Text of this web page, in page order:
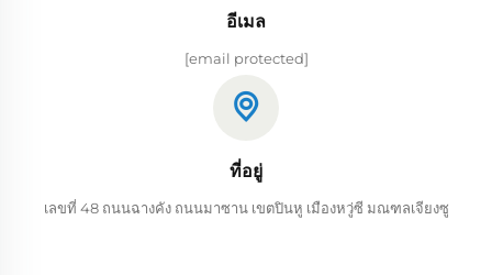
อีเมล
[email protected]
ที่อยู่
เลขที่ 48 ถนนฉางคัง ถนนมาซาน เขตปินหู เมืองหวู่ซี มณฑลเจียงซู